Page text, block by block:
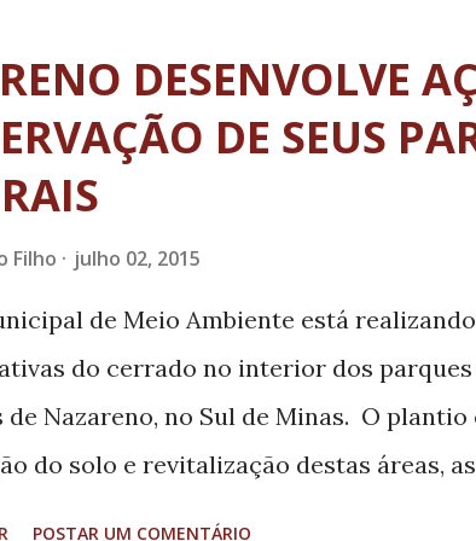
do Ministério Público, nos autos
nº 0.00.000.001770/2014-83. Carlos
da Casa, deputado Adalclever
DESENVOLVE
DE SEUS
Filho julho 02, 2015
de Meio Ambiente está
do cerrado no interior dos
Nazareno, no Sul de Minas. O plantio
do solo e revitalização destas áreas,
POSTAR UM COMENTÁRIO